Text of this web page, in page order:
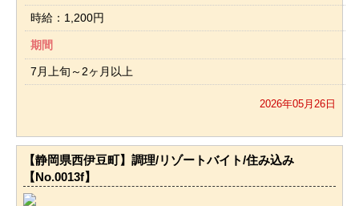
時給：1,200円
期間
7月上旬～2ヶ月以上
2026年05月26日
【静岡県西伊豆町】調理/リゾートバイト/住み込み
【No.0013f】